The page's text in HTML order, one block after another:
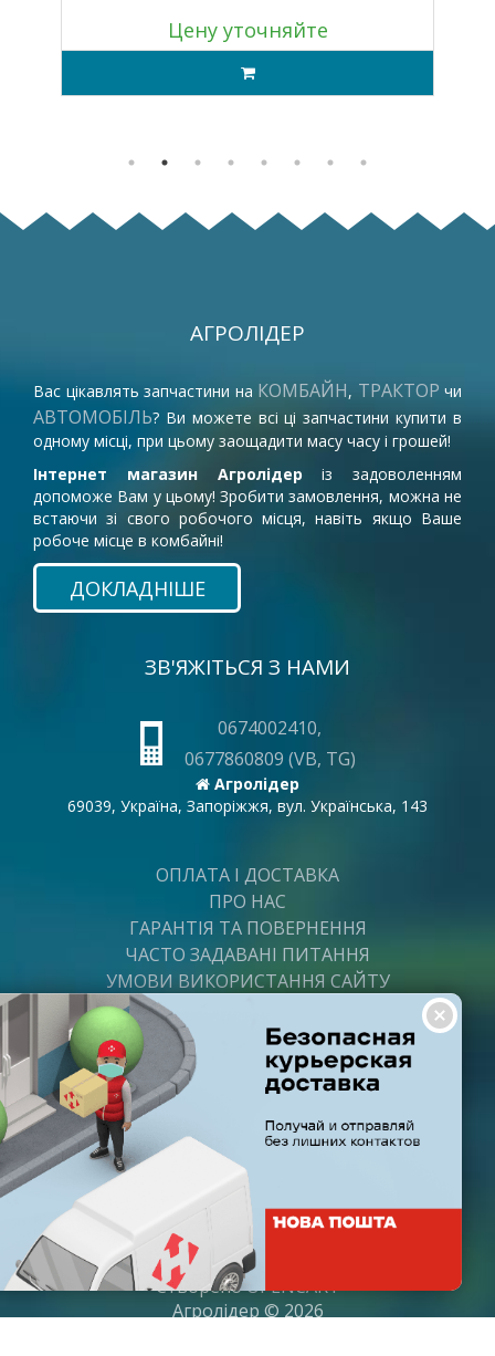
Цену уточняйте
АГРОЛІДЕР
Вас цікавлять запчастини на КОМБАЙН, ТРАКТОР чи
АВТОМОБІЛЬ? Ви можете всі ці запчастини купити в
одному місці, при цьому заощадити масу часу і грошей!
Інтернет магазин Агролідер із задоволенням
допоможе Вам у цьому! Зробити замовлення, можна не
встаючи зі свого робочого місця, навіть якщо Ваше
робоче місце в комбайні!
ДОКЛАДНІШЕ
ЗВ'ЯЖІТЬСЯ З НАМИ
0674002410,
0677860809 (VB, TG)
Агролідер
69039, Україна, Запоріжжя, вул. Українська, 143
ОПЛАТА І ДОСТАВКА
ПРО НАС
ГАРАНТІЯ ТА ПОВЕРНЕННЯ
ЧАСТО ЗАДАВАНІ ПИТАННЯ
УМОВИ ВИКОРИСТАННЯ САЙТУ
ПОСТАЧАЛЬНИКАМ
ПАРТНЕРИ
ГРАФІК РОБОТИ
Пн-Пт: з 8:00 до 21:00
Субота: з 9:00 до 20:00
Неділя: з 10:00 до 19:00
СтвореноOPENCART
Агролідер © 2026